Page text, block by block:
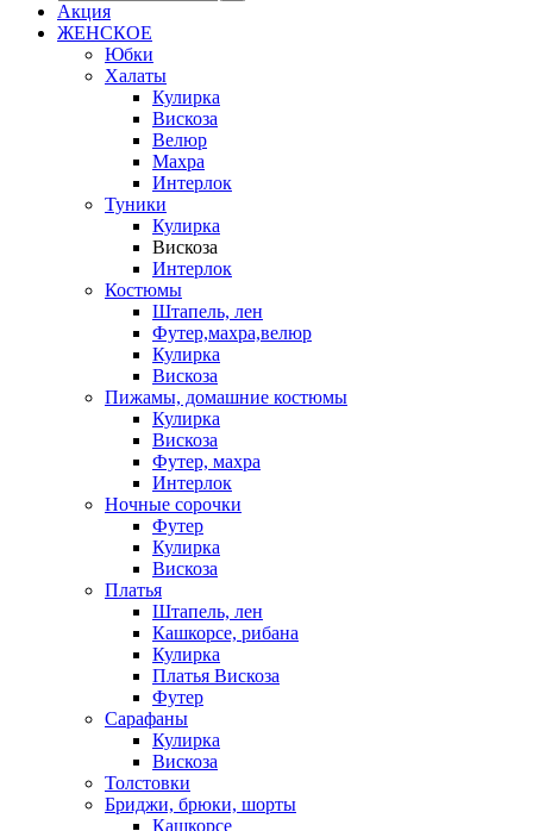
Акция
ЖЕНСКОЕ
Юбки
Халаты
Кулирка
Вискоза
Велюр
Махра
Интерлок
Туники
Кулирка
Вискоза
Интерлок
Костюмы
Штапель, лен
Футер,махра,велюр
Кулирка
Вискоза
Пижамы, домашние костюмы
Кулирка
Вискоза
Футер, махра
Интерлок
Ночные сорочки
Футер
Кулирка
Вискоза
Платья
Штапель, лен
Кашкорсе, рибана
Кулирка
Платья Вискоза
Футер
Сарафаны
Кулирка
Вискоза
Толстовки
Бриджи, брюки, шорты
Кашкорсе